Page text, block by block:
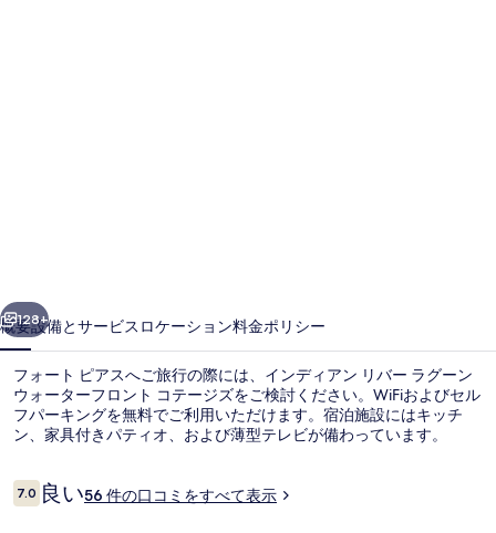
バ
ー
ラ
グ
ン
次へ
128+
概要設備とサービス ロケーション料金ポリシー
フォート ピアスへご旅行の際には、インディアン リバー ラグーン
ウォーターフロント コテージズをご検討ください。WiFiおよびセル
フパーキングを無料でご利用いただけます。宿泊施設にはキッチ
ン、家具付きパティオ、および薄型テレビが備わっています。
口
コ
7.010段階中7.0
良い56 件の口コミをすべて表示